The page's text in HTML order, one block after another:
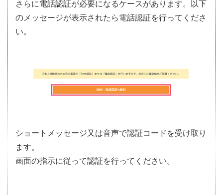
さらに電話認証が必要になるケースがあります。以下
のメッセージが表示されたら電話認証を行ってくださ
い。
ショートメッセージ又は音声で認証コードを受け取り
ます。
画面の指示に従って認証を行ってください。